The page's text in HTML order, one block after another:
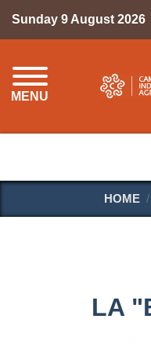
Sunday 9 August 2026
MENU
HOME
LA